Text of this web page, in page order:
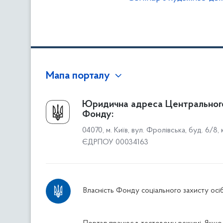
Мапа порталу
Про Фонд
Керівництво
Структура Фонду
Територіальні відділення
Дніпропетровське відділення
Юридична адреса
Фонду:
04070, м. Київ, вул. Фролівська, буд. 6/8,
ЄДРПОУ 00034163
Власність Фонду соціального захисту осіб